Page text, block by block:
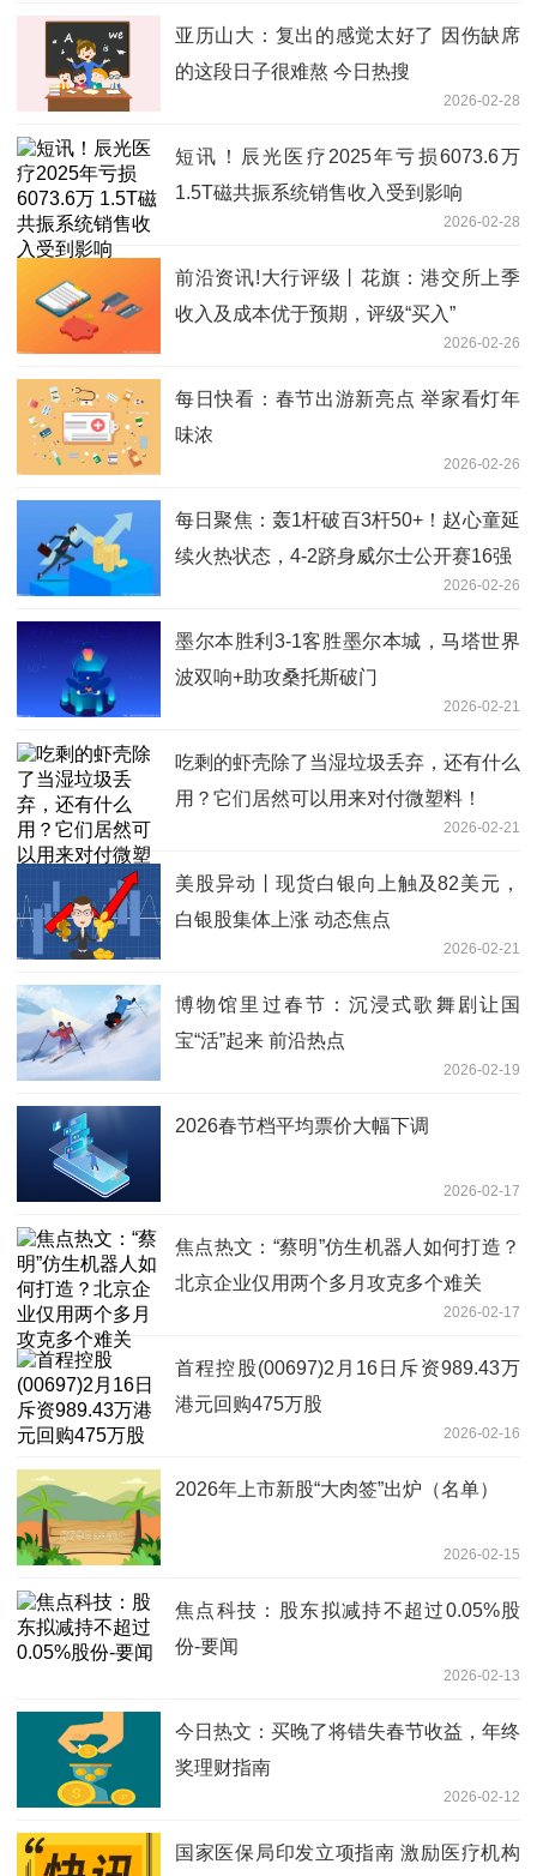
亚历山大：复出的感觉太好了 因伤缺席
的这段日子很难熬 今日热搜
2026-02-28
短讯！辰光医疗2025年亏损6073.6万
1.5T磁共振系统销售收入受到影响
2026-02-28
前沿资讯!大行评级丨花旗：港交所上季
收入及成本优于预期，评级“买入”
2026-02-26
每日快看：春节出游新亮点 举家看灯年
味浓
2026-02-26
每日聚焦：轰1杆破百3杆50+！赵心童延
续火热状态，4-2跻身威尔士公开赛16强
2026-02-26
墨尔本胜利3-1客胜墨尔本城，马塔世界
波双响+助攻桑托斯破门
2026-02-21
吃剩的虾壳除了当湿垃圾丢弃，还有什么
用？它们居然可以用来对付微塑料！
2026-02-21
美股异动丨现货白银向上触及82美元，
白银股集体上涨 动态焦点
2026-02-21
博物馆里过春节：沉浸式歌舞剧让国
宝“活”起来 前沿热点
2026-02-19
2026春节档平均票价大幅下调
2026-02-17
焦点热文：“蔡明”仿生机器人如何打造？
北京企业仅用两个多月攻克多个难关
2026-02-17
首程控股(00697)2月16日斥资989.43万
港元回购475万股
2026-02-16
2026年上市新股“大肉签”出炉（名单）
2026-02-15
焦点科技：股东拟减持不超过0.05%股
份-要闻
2026-02-13
今日热文：买晚了将错失春节收益，年终
奖理财指南
2026-02-12
国家医保局印发立项指南 激励医疗机构